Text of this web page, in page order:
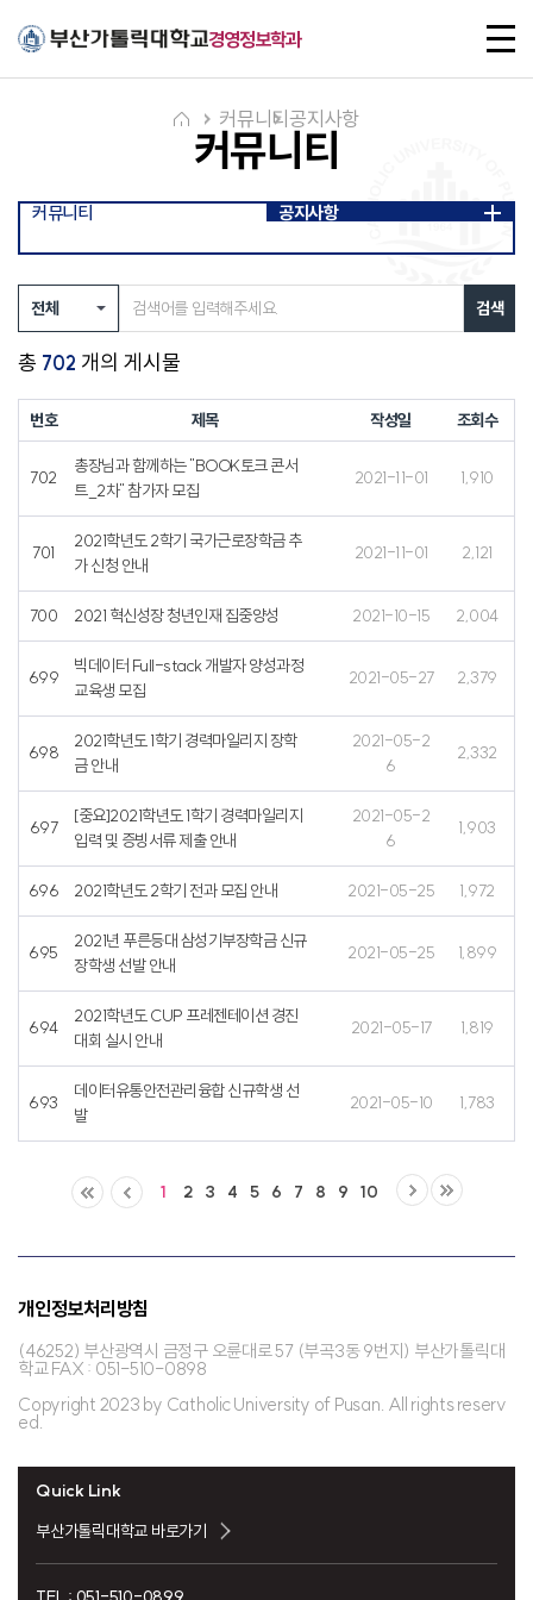
경영정보학과
전
체
메
커뮤니티
커뮤니티 공지사항
커뮤니티 공지사항
검색
총 702 개의 게시물
번호 제목 작성일 조회수
702
총장님과 함께하는 "BOOK토크 콘서
트_2차" 참가자 모집
2021-11-01 1,910
701
2021학년도 2학기 국가근로장학금 추
가 신청 안내
2021-11-01 2,121
700 2021 혁신성장 청년인재 집중양성 2021-10-15 2,004
699
빅데이터 Full-stack 개발자 양성과정
교육생 모집
2021-05-27 2,379
698
2021학년도 1학기 경력마일리지 장학
금 안내
2021-05-2
6
2,332
697
[중요]2021학년도 1학기 경력마일리지
입력 및 증빙서류 제출 안내
2021-05-2
6
1,903
696 2021학년도 2학기 전과 모집 안내 2021-05-25 1,972
695
2021년 푸른등대 삼성기부장학금 신규
장학생 선발 안내
2021-05-25 1,899
694
2021학년도 CUP 프레젠테이션 경진
대회 실시 안내
2021-05-17 1,819
693
데이터유통안전관리융합 신규학생 선
발
2021-05-10 1,783
1 2 3 4 5 6 7 8 9 10
개인정보처리방침
(46252) 부산광역시 금정구 오륜대로 57 (부곡3동 9번지) 부산가톨릭대
학교 FAX : 051-510-0898
Copyright 2023 by Catholic University of Pusan. All rights reserv
ed.
Quick Link
부산가톨릭대학교 바로가기